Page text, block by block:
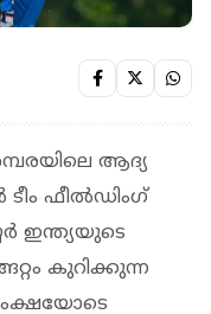
ആദ്യ
ഫീല്‍ഡിംഗ്
ഇന്ത്യയുടെ
കുറിക്കുന്ന